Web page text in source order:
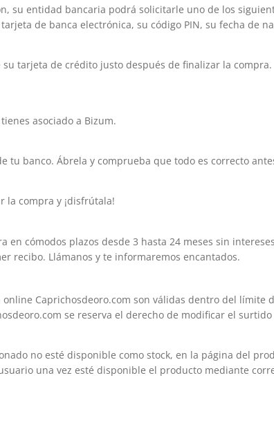
su entidad bancaria podrá solicitarle uno de los
de banca electrónica, su código PIN, su fecha de
tarjeta de crédito justo después de finalizar la compra.
asociado a Bizum.
tu banco. Ábrela y comprueba que todo es correcto
la compra y ¡disfrútala!
en cómodos plazos desde 3 hasta 24 meses sin
recibo. Llámanos y te informaremos encantados.
Caprichosdeoro.com son válidas dentro del límite
se reserva el derecho de modificar el
no esté disponible como stock, en la página del
una vez esté disponible el producto mediante